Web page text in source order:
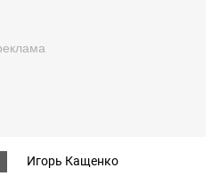
Игорь Кащенко